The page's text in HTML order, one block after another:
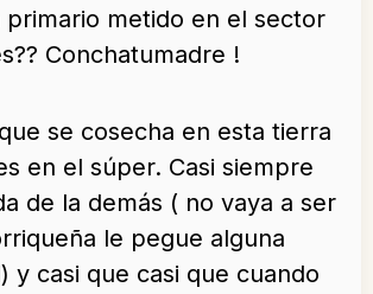
metido en el sector
Conchatumadre !
se cosecha en esta tierra
en el súper. Casi siempre
de la demás ( no vaya a ser
le pegue alguna
y casi que casi que cuando